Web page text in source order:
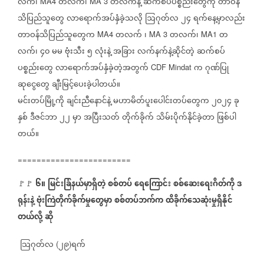
သိပြည်သူတွေလာရောက်အပ်နှံခဲ့သလို ဩဂုတ်လ၂၄ရက်နေ့မှာလည်း
တာဝန်သိပြည်သူတွေက MA4 တလက် ၊ MA 3 တလက်၊ MA1 တ
လက်၊၄၀မမဗုံးသီး၅လုံးနဲ့အခြားလက်နက်နဲ့ဆိုင်တဲ့ဆက်စပ်
ပစ္စည်းတွေလာရောက်အပ်နှံခဲ့တဲ့အတွက် CDF Mindat ကဂုဏ်ပြု
ဆုငွေတွေချီးမြင့်ပေးခဲ့ပါတယ်။
မင်းတပ်မြို့ကိုချင်းညီနောင်နဲ့မဟာမိတ်ပူးပေါင်းတပ်တွေက၂၀၂၄ခု
နှစ်ဒီဇင်ဘာ၂၂မှာအပြီးသတ်တိုက်ခိုက် သိမ်းပိုက်နိုင်ခဲ့တာဖြစ်ပါ
တယ်။
========================
🚩🚩 ၆။ မြင်းခြံနယ်မှာရှိတဲ့စစ်တပ်ရေကြောင်းစစ်ဆေးရေးဂိတ်ကိုဒ
ရုန်းနဲ့ဗုံးကြဲတိုက်ခိုက်မှုတွေမှာစစ်တပ်ဘက်ကထိခိုက်သေဆုံးမှုရှိနိုင်
တယ်လို့ဆို
သြဂုတ်လ (၂၉)ရက်